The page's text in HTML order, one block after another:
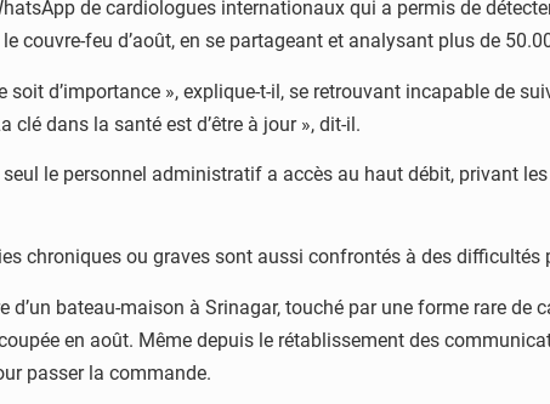
de cardiologues internationaux qui a permis de
couvre-feu d’août, en se partageant et analysant plus de
soit d’importance », explique-t-il, se retrouvant incapable de
clé dans la santé est d’être à jour », dit-il.
le personnel administratif a accès au haut débit, privant
chroniques ou graves sont aussi confrontés à des difficultés
d’un bateau-maison à Srinagar, touché par une forme rare
en août. Même depuis le rétablissement des
passer la commande.